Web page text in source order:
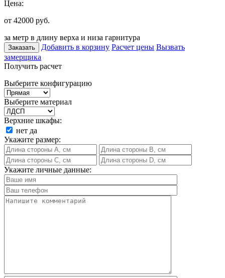
Цена:
от 42000 руб.
за метр в длину верха и низа гарнитура
Заказать Добавить в корзину Расчет цены Вызвать
замерщика
Получить расчет
Выберите конфигурацию
Выберите материал
Верхние шкафы:
нет да
Укажите размер:
Укажите личные данные: